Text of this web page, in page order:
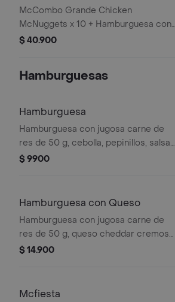
McNuggets x 10 + Hamburguesa
con Queso
McCombo Grande Chicken
McNuggets x 10 + Hamburguesa con
Queso
$ 40.900
Hamburguesas
Hamburguesa
Hamburguesa con jugosa carne de
res de 50 g, cebolla, pepinillos, salsa
de tomate y mostaza, en pan suave
$ 9900
Hamburguesa con Queso
Hamburguesa con jugosa carne de
res de 50 g, queso cheddar cremoso,
cebolla, pepinillos, salsa de tomate y
$ 14.900
Mcfiesta